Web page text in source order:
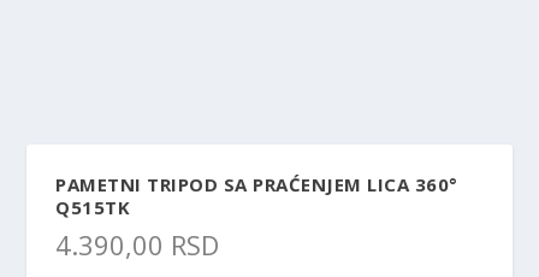
PAMETNI TRIPOD SA PRAĆENJEM LICA 360°
Q515TK
4.390,00 RSD